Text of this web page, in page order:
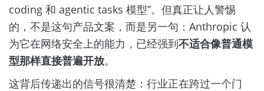
coding 和 agentic tasks 模型”。但真正让人警惕
的，不是这句产品文案，而是另一句：Anthropic 认
为它在网络安全上的能力，已经强到不适合像普通模
型那样直接普遍开放。
这背后传递出的信号很清楚：行业正在跨过一个门